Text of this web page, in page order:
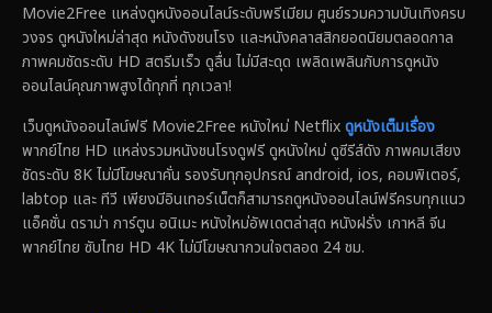
Movie2Free แหล่งดูหนังออนไลน์ระดับพรีเมียม ศูนย์รวมความบันเทิงครบ
วงจร ดูหนังใหม่ล่าสุด หนังดังชนโรง และหนังคลาสสิกยอดนิยมตลอดกาล
ภาพคมชัดระดับ HD สตรีมเร็ว ดูลื่น ไม่มีสะดุด เพลิดเพลินกับการดูหนัง
ออนไลน์คุณภาพสูงได้ทุกที่ ทุกเวลา!
เว็บดูหนังออนไลน์ฟรี Movie2Free หนังใหม่ Netflixดูหนังเต็มเรื่อง
พากย์ไทย HD แหล่งรวมหนังชนโรงดูฟรี ดูหนังใหม่ ดูซีรีส์ดัง ภาพคมเสียง
ชัดระดับ 8K ไม่มีโฆษณาคั่น รองรับทุกอุปกรณ์ android, ios, คอมพิเตอร์,
labtop และ ทีวี เพียงมีอินเทอร์เน็ตก็สามารถดูหนังออนไลน์ฟรีครบทุกแนว
แอ็คชั่น ดราม่า การ์ตูน อนิเมะ หนังใหม่อัพเดตล่าสุด หนังฝรั่ง เกาหลี จีน
พากย์ไทย ซับไทย HD 4K ไม่มีโฆษณากวนใจตลอด 24 ชม.